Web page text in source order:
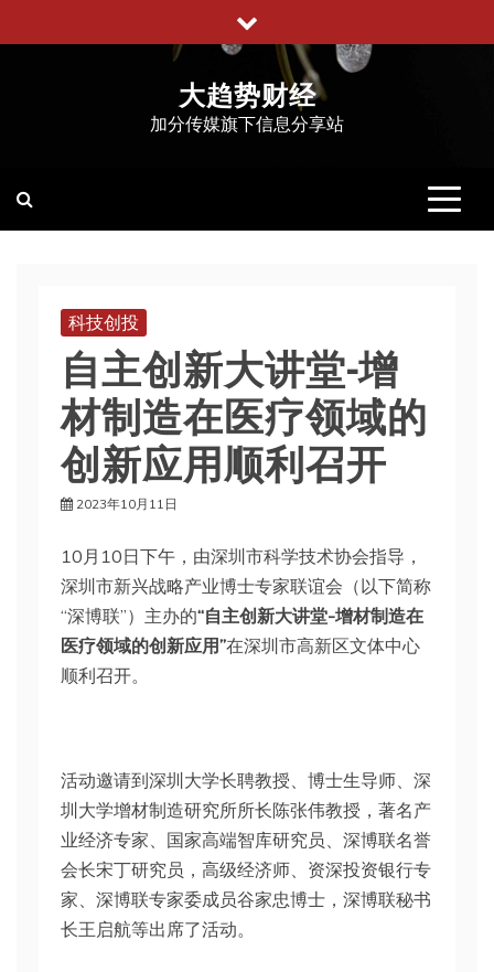
至
大趋势财经
加分传媒旗下信息分享站
科技创投
自主创新大讲堂-增
材制造在医疗领域的
创新应用顺利召开
2023年10月11日
10月10日下午，由深圳市科学技术协会指导，
深圳市新兴战略产业博士专家联谊会（以下简称
“深博联”）主办的“自主创新大讲堂-增材制造在
医疗领域的创新应用”在深圳市高新区文体中心
顺利召开。
活动邀请到深圳大学长聘教授、博士生导师、深
圳大学增材制造研究所所长陈张伟教授，著名产
业经济专家、国家高端智库研究员、深博联名誉
会长宋丁研究员，高级经济师、资深投资银行专
家、深博联专家委成员谷家忠博士，深博联秘书
长王启航等出席了活动。